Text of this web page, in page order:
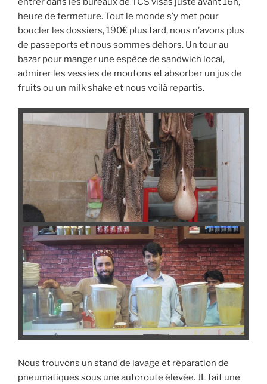
heure de fermeture. Tout le monde s’y met pour
boucler les dossiers, 190€ plus tard, nous n’avons plus
de passeports et nous sommes dehors. Un tour au
bazar pour manger une espèce de sandwich local,
admirer les vessies de moutons et absorber un jus de
fruits ou un milk shake et nous voilà repartis.
Nous trouvons un stand de lavage et réparation de
pneumatiques sous une autoroute élevée. JL fait une